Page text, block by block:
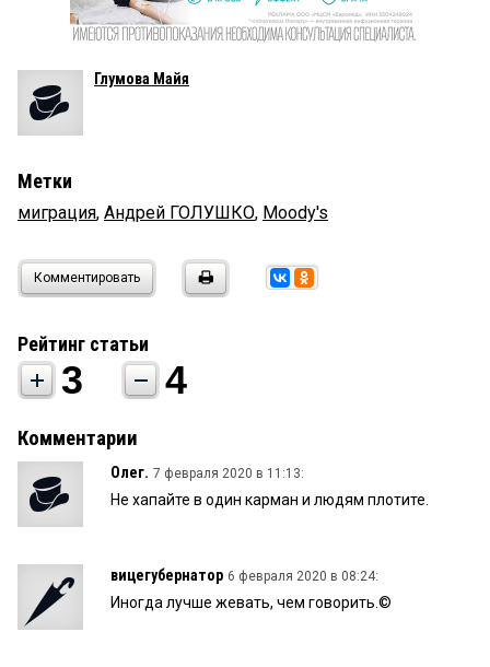
Глумова Майя
Метки
миграция, Андрей ГОЛУШКО, Moody's
Комментировать
Рейтинг статьи
3 4
Комментарии
Олег. 7 февраля 2020 в 11:13:
Не хапайте в один карман и людям плотите.
вицегубернатор 6 февраля 2020 в 08:24:
Иногда лучше жевать, чем говорить.©